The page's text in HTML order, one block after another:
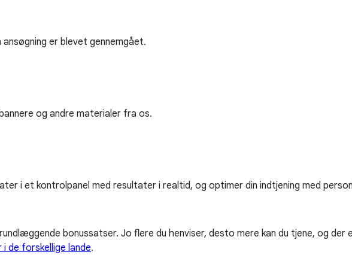
ansøgning er blevet gennemgået.
og andre materialer fra os.
i et kontrolpanel med resultater i realtid, og optimer din indtjening med
bonussatser. Jo flere du henviser, desto mere kan du tjene, og der
de forskellige lande.